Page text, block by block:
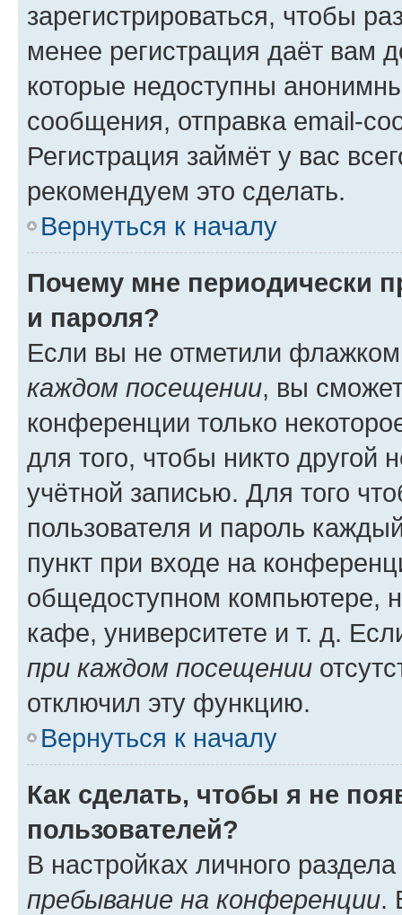
зарегистрироваться, чтобы
менее регистрация даёт вам
которые недоступны
сообщения, отправка email-
Регистрация займёт у вас
рекомендуем это сделать.
Вернуться к началу
Почему мне периодически
и пароля?
Если вы не отметили
каждом посещении, вы
конференции только
для того, чтобы никто другой
учётной записью. Для того
пользователя и пароль
пункт при входе на
общедоступном компьютере,
кафе, университете и т. д.
при каждом посещении
отключил эту функцию.
Вернуться к началу
Как сделать, чтобы я не
пользователей?
В настройках личного
пребывание на конференции.